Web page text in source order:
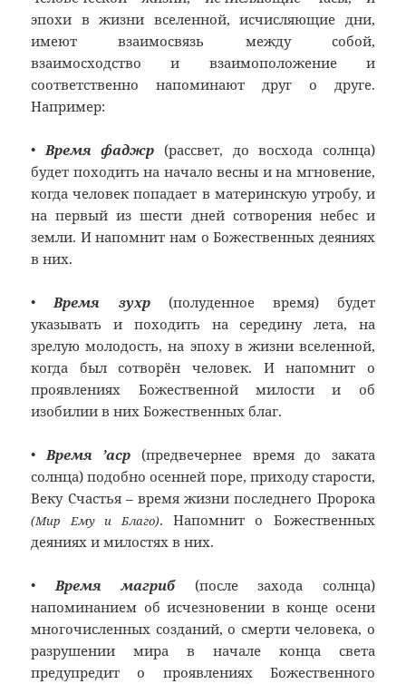
эпохи в жизни вселенной, исчисляющие дни,
имеют взаимосвязь между собой,
взаимосходство и взаимоположение и
соответственно напоминают друг о друге.
Например:
•Время фаджр (рассвет, до восхода солнца)
будет походить на начало весны и на мгновение,
когда человек попадает в материнскую утробу, и
на первый из шести дней сотворения небес и
земли. И напомнит нам о Божественных деяниях
в них.
•Время зухр(полуденное время) будет
указывать и походить на середину лета, на
зрелую молодость, на эпоху в жизни вселенной,
когда был сотворён человек. И напомнит о
проявлениях Божественной милости и об
изобилии в них Божественных благ.
•Время ’аср (предвечернее время до заката
солнца) подобно осенней поре, приходу старости,
Веку Счастья – время жизни последнего Пророка
(Мир Ему и Благо). Напомнит о Божественных
деяниях и милостях в них.
•Время магриб(после захода солнца)
напоминанием об исчезновении в конце осени
многочисленных созданий, о смерти человека, о
разрушении мира в начале конца света
предупредит о проявлениях Божественного